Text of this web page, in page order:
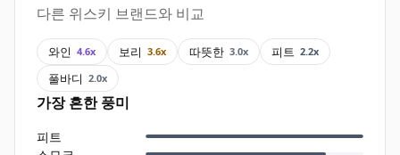
다른 위스키 브랜드와 비교
와인 4.6x 보리 3.6x 따뜻한 3.0x 피트 2.2x
풀바디 2.0x
가장 흔한 풍미
피트